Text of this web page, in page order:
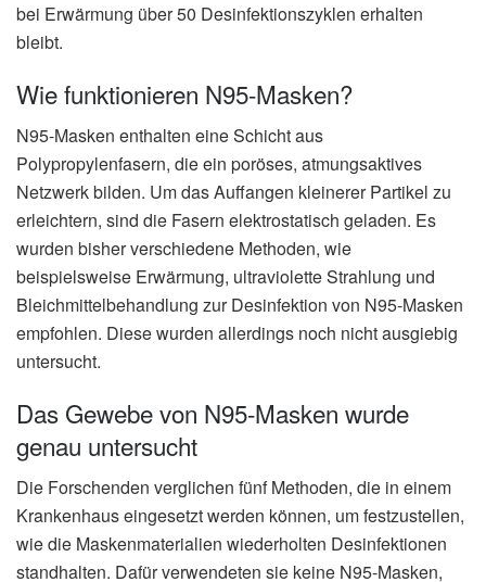
bei Erwärmung über 50 Desinfektionszyklen erhalten
bleibt.
Wie funktionieren N95-Masken?
N95-Masken enthalten eine Schicht aus
Polypropylenfasern, die ein poröses, atmungsaktives
Netzwerk bilden. Um das Auffangen kleinerer Partikel zu
erleichtern, sind die Fasern elektrostatisch geladen. Es
wurden bisher verschiedene Methoden, wie
beispielsweise Erwärmung, ultraviolette Strahlung und
Bleichmittelbehandlung zur Desinfektion von N95-Masken
empfohlen. Diese wurden allerdings noch nicht ausgiebig
untersucht.
Das Gewebe von N95-Masken wurde
genau untersucht
Die Forschenden verglichen fünf Methoden, die in einem
Krankenhaus eingesetzt werden können, um festzustellen,
wie die Maskenmaterialien wiederholten Desinfektionen
standhalten. Dafür verwendeten sie keine N95-Masken,